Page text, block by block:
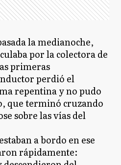
la medianoche,
por la colectora de
primeras
perdió el
repentina y no pudo
que terminó cruzando
sobre las vías del
a bordo en ese
rápidamente: